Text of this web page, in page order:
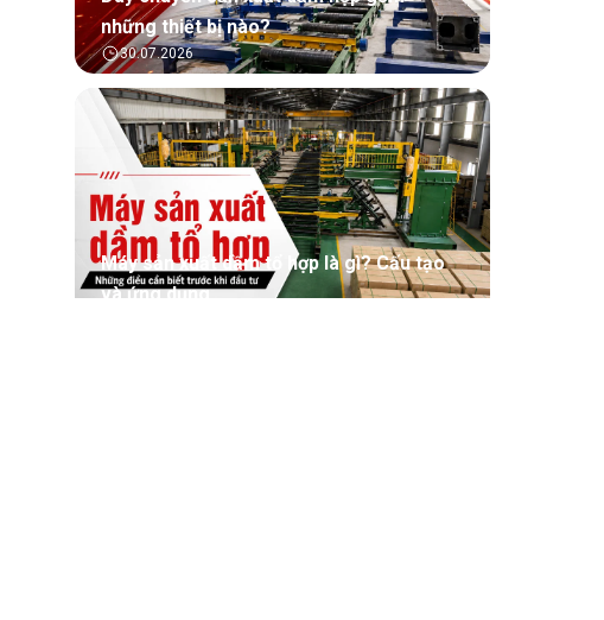
những thiết bị nào?
30.07.2026
Máy sản xuất dầm tổ hợp là gì? Cấu tạo
và ứng dụng